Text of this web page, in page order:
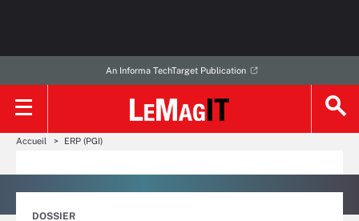
An Informa TechTarget Publication
Accueil ERP (PGI)
DOSSIER